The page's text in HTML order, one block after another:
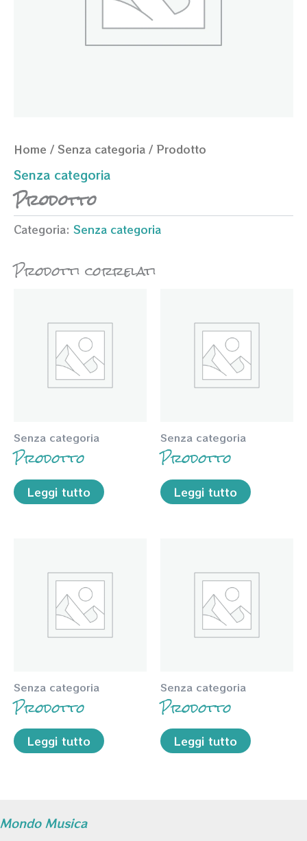
Home / Senza categoria / Prodotto
Senza categoria
Prodotto
Categoria: Senza categoria
Prodotti correlati
Senza categoria
Prodotto
Leggi tutto
Senza categoria
Prodotto
Leggi tutto
Senza categoria
Prodotto
Leggi tutto
Senza categoria
Prodotto
Leggi tutto
Mondo Musica